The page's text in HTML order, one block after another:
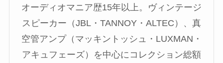
オーディオマニア歴15年以上。ヴィンテージ
スピーカー（JBL・TANNOY・ALTEC）、真
空管アンプ（マッキントッシュ・LUXMAN・
アキュフェーズ）を中心にコレクション総額